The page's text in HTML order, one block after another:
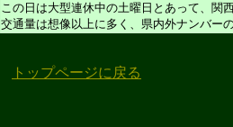
この日は大型連休中の土曜日とあって、関
交通量は想像以上に多く、県内外ナンバー
トップページに戻る